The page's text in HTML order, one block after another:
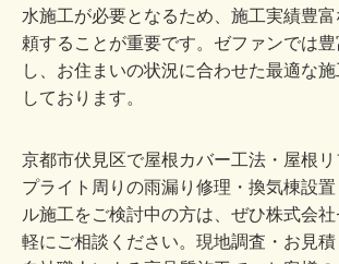
水施工が必要となるため、施工実績豊
頼することが重要です。ゼファンでは
し、お住まいの状況に合わせた最適な
しております。
京都市伏見区で屋根カバー工法・屋根
プライト周りの雨漏り修理・換気棟設
ル施工をご検討中の方は、ぜひ株式会
軽にご相談ください。現地調査・お見積